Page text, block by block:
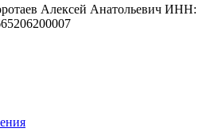
Алексей Анатольевич ИНН: